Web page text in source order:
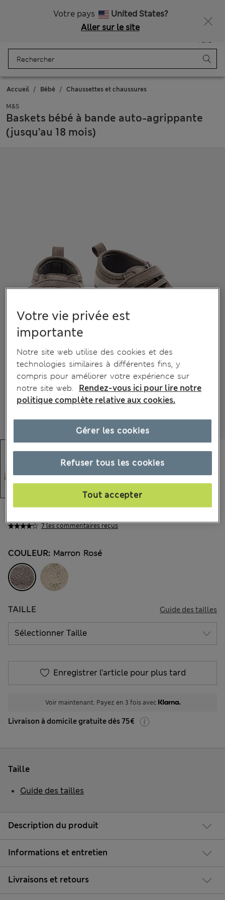
Votre pays
United States?
Aller sur le site
Panier
Accueil Bébé Chaussettes et chaussures
M&S
Baskets bébé à bande auto-agrippante
(jusqu’au 18 mois)
7 les commentaires reçus
15.00 €
COULEUR: Marron Rosé
TAILLE Guide des tailles
Enregistrer l’article pour plus tard
Voir maintenant. Payez en 3 fois avec
Livraison à domicile gratuite dès 75€
Description du produit
Informations et entretien
Livraisons et retours
Taille
Guide des tailles
Votre vie privée est
importante
Notre site web utilise des cookies et des
technologies similaires à différentes fins, y
compris pour améliorer votre expérience sur
notre site web.
Rendez-vous ici pour lire notre
politique complète relative aux cookies.
Refuser tous les cookies
Tout accepter
Gérer les cookies